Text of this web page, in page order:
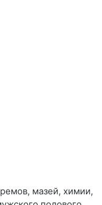
мазей, химии,